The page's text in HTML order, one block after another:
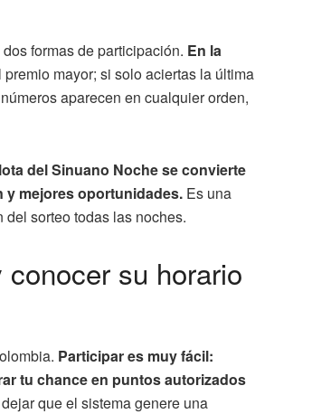
formas de participación. En la
mayor; si solo aciertas la última
aparecen en cualquier orden,
del Sinuano Noche se convierte
y mejores oportunidades. Es una
sorteo todas las noches.
su horario
Participar es muy fácil:
tu chance en puntos autorizados
que el sistema genere una